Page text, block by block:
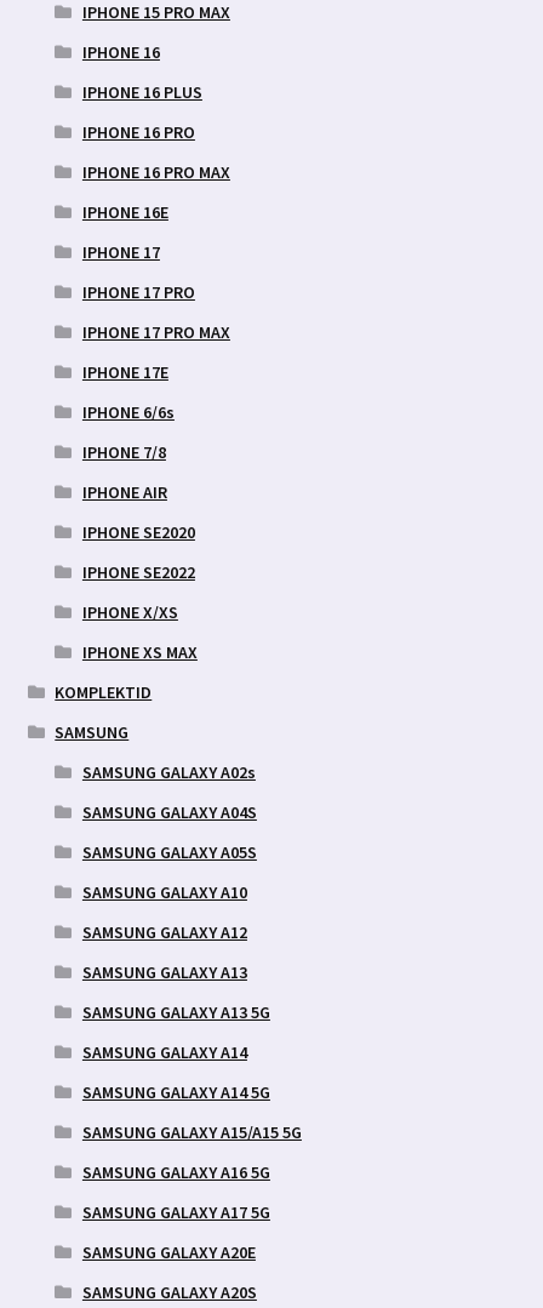
IPHONE 15 PRO MAX
IPHONE 16
IPHONE 16 PLUS
IPHONE 16 PRO
IPHONE 16 PRO MAX
IPHONE 16E
IPHONE 17
IPHONE 17 PRO
IPHONE 17 PRO MAX
IPHONE 17E
IPHONE 6/6s
IPHONE 7/8
IPHONE AIR
IPHONE SE2020
IPHONE SE2022
IPHONE X/XS
IPHONE XS MAX
KOMPLEKTID
SAMSUNG
SAMSUNG GALAXY A02s
SAMSUNG GALAXY A04S
SAMSUNG GALAXY A05S
SAMSUNG GALAXY A10
SAMSUNG GALAXY A12
SAMSUNG GALAXY A13
SAMSUNG GALAXY A13 5G
SAMSUNG GALAXY A14
SAMSUNG GALAXY A14 5G
SAMSUNG GALAXY A15/A15 5G
SAMSUNG GALAXY A16 5G
SAMSUNG GALAXY A17 5G
SAMSUNG GALAXY A20E
SAMSUNG GALAXY A20S